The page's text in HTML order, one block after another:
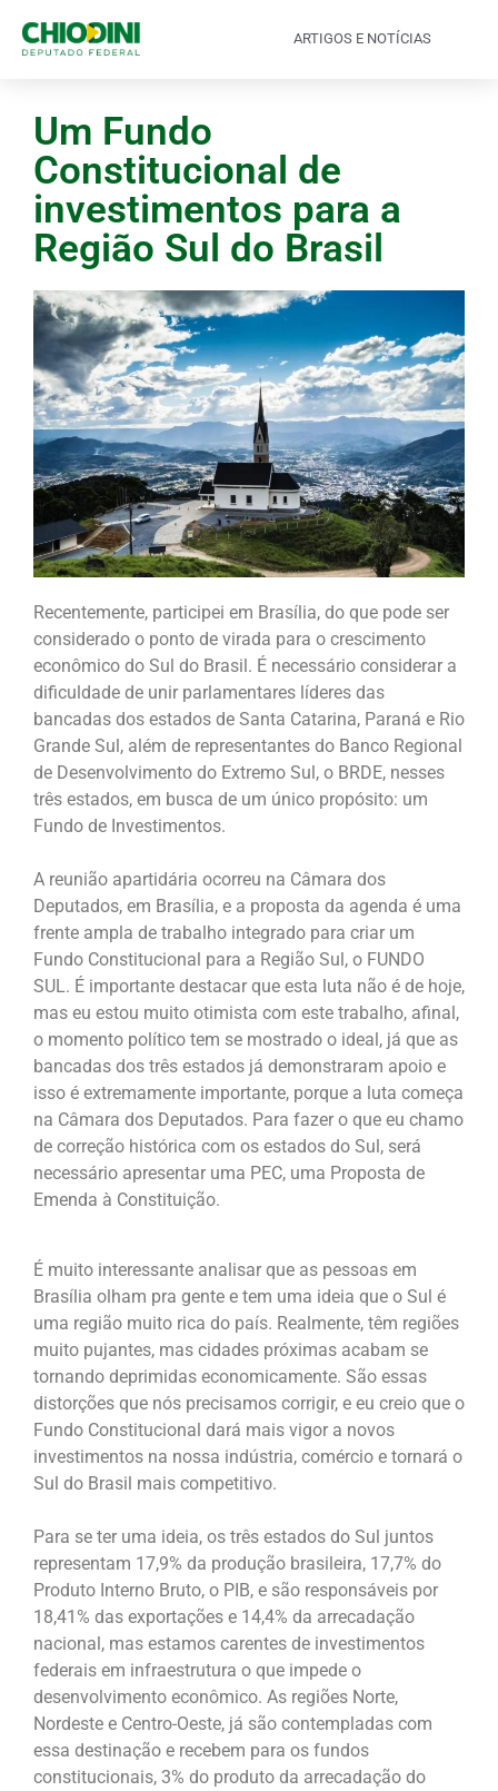
ARTIGOS E NOTÍCIAS
Um Fundo
Constitucional de
investimentos para a
Região Sul do Brasil
Recentemente, participei em Brasília, do que pode ser
considerado o ponto de virada para o crescimento
econômico do Sul do Brasil. É necessário considerar a
dificuldade de unir parlamentares líderes das
bancadas dos estados de Santa Catarina, Paraná e Rio
Grande Sul, além de representantes do Banco Regional
de Desenvolvimento do Extremo Sul, o BRDE, nesses
três estados, em busca de um único propósito: um
Fundo de Investimentos.
A reunião apartidária ocorreu na Câmara dos
Deputados, em Brasília, e a proposta da agenda é uma
frente ampla de trabalho integrado para criar um
Fundo Constitucional para a Região Sul, o FUNDO
SUL. É importante destacar que esta luta não é de hoje,
mas eu estou muito otimista com este trabalho, afinal,
o momento político tem se mostrado o ideal, já que as
bancadas dos três estados já demonstraram apoio e
isso é extremamente importante, porque a luta começa
na Câmara dos Deputados. Para fazer o que eu chamo
de correção histórica com os estados do Sul, será
necessário apresentar uma PEC, uma Proposta de
Emenda à Constituição.
É muito interessante analisar que as pessoas em
Brasília olham pra gente e tem uma ideia que o Sul é
uma região muito rica do país. Realmente, têm regiões
muito pujantes, mas cidades próximas acabam se
tornando deprimidas economicamente. São essas
distorções que nós precisamos corrigir, e eu creio que o
Fundo Constitucional dará mais vigor a novos
investimentos na nossa indústria, comércio e tornará o
Sul do Brasil mais competitivo.
Para se ter uma ideia, os três estados do Sul juntos
representam 17,9% da produção brasileira, 17,7% do
Produto Interno Bruto, o PIB, e são responsáveis por
18,41% das exportações e 14,4% da arrecadação
nacional, mas estamos carentes de investimentos
federais em infraestrutura o que impede o
desenvolvimento econômico. As regiões Norte,
Nordeste e Centro-Oeste, já são contempladas com
essa destinação e recebem para os fundos
constitucionais, 3% do produto da arrecadação do